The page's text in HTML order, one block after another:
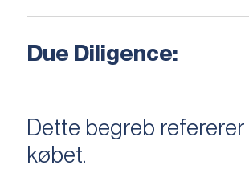
Due Diligence:
Dette begreb
købet.